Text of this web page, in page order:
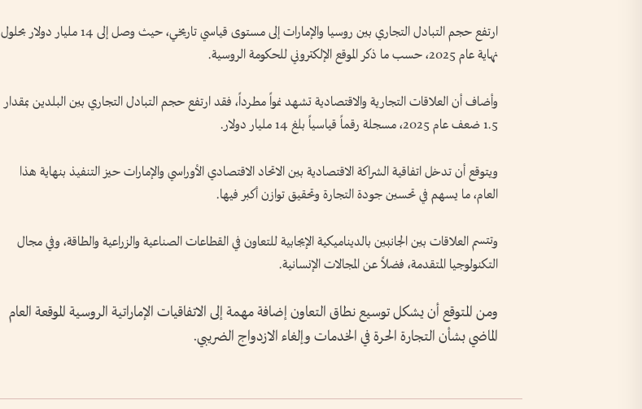
ارتفع حجم التبادل التجاري بين روسيا والإمارات إلى مستوى قياسي تاريخي، حيث وصل إلى 14 مليار دولار بحلول
نهاية عام 2025، حسب ما ذكر الموقع الإلكتروني للحكومة الروسية.
وأضاف أن العلاقات التجارية والاقتصادية تشهد نمواً مطرداً، فقد ارتفع حجم التبادل التجاري بين البلدين بمقدار
1.5 ضعف عام 2025، مسجلة رقماً قياسياً بلغ 14 مليار دولار.
ويتوقع أن تدخل اتفاقية الشراكة الاقتصادية بين الاتحاد الاقتصادي الأوراسي والإمارات حيز التنفيذ بنهاية هذا
العام، ما يسهم في تحسين جودة التجارة وتحقيق توازن أكبر فيها.
وتتسم العلاقات بين الجانبين بالديناميكية الإيجابية للتعاون في القطاعات الصناعية والزراعية والطاقة، وفي مجال
التكنولوجيا المتقدمة، فضلاً عن المجالات الإنسانية.
ومن المتوقع أن يشكل توسيع نطاق التعاون إضافة مهمة إلى الاتفاقيات الإماراتية الروسية الموقعة العام
الماضي بشأن التجارة الحرة في الخدمات وإلغاء الازدواج الضريبي.